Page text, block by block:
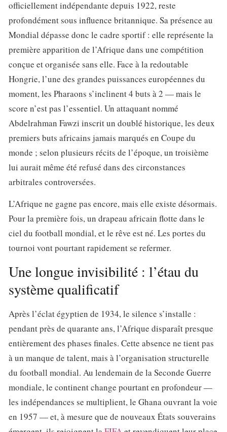
officiellement indépendante depuis 1922, reste
profondément sous influence britannique. Sa présence au
Mondial dépasse donc le cadre sportif : elle représente la
première apparition de l’Afrique dans une compétition
conçue et organisée sans elle. Face à la redoutable
Hongrie, l’une des grandes puissances européennes du
moment, les Pharaons s’inclinent 4 buts à 2 — mais le
score n’est pas l’essentiel. Un attaquant nommé
Abdelrahman Fawzi inscrit un doublé historique, les deux
premiers buts africains jamais marqués en Coupe du
monde ; selon plusieurs récits de l’époque, un troisième
lui aurait même été refusé dans des circonstances
arbitrales controversées.
L’Afrique ne gagne pas encore, mais elle existe désormais.
Pour la première fois, un drapeau africain flotte dans le
ciel du football mondial, et le rêve est né. Les portes du
tournoi vont pourtant rapidement se refermer.
Une longue invisibilité : l’étau du
système qualificatif
Après l’éclat égyptien de 1934, le silence s’installe :
pendant près de quarante ans, l’Afrique disparaît presque
entièrement des phases finales. Cette absence ne tient pas
à un manque de talent, mais à l’organisation structurelle
du football mondial. Au lendemain de la Seconde Guerre
mondiale, le continent change pourtant en profondeur —
les indépendances se multiplient, le Ghana ouvrant la voie
en 1957 — et, à mesure que de nouveaux États souverains